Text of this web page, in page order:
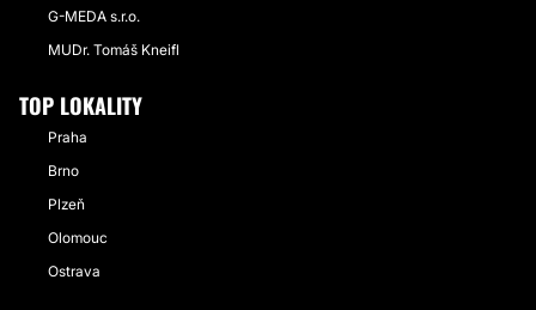
G-MEDA s.r.o.
MUDr. Tomáš Kneifl
TOP LOKALITY
Praha
Brno
Plzeň
Olomouc
Ostrava